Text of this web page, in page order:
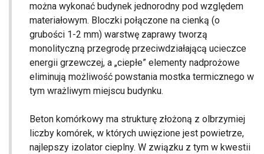
można wykonać budynek jednorodny pod względem
materiałowym. Bloczki połączone na cienką (o
grubości 1-2 mm) warstwę zaprawy tworzą
monolityczną przegrodę przeciwdziałającą ucieczce
energii grzewczej, a „ciepłe” elementy nadprożowe
eliminują możliwość powstania mostka termicznego w
tym wrażliwym miejscu budynku.
Beton komórkowy ma strukturę złożoną z olbrzymiej
liczby komórek, w których uwięzione jest powietrze,
najlepszy izolator cieplny. W związku z tym w kwestii